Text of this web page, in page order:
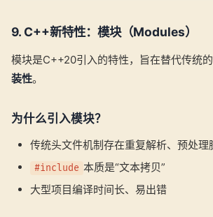
9. C++新特性：模块（Modules）
模块是C++20引入的特性，旨在替代传统
装性。
为什么引入模块？
传统头文件机制存在重复解析、预处理
#include 本质是“文本拷贝”
大型项目编译时间长、易出错